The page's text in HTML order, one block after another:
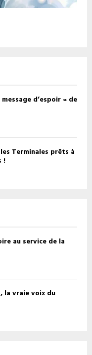
d’espoir » de
Terminales prêts à
!
au service de la
la vraie voix du